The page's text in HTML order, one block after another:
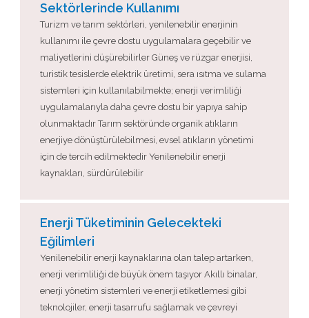
Sektörlerinde Kullanımı
Turizm ve tarım sektörleri, yenilenebilir enerjinin
kullanımı ile çevre dostu uygulamalara geçebilir ve
maliyetlerini düşürebilirler Güneş ve rüzgar enerjisi,
turistik tesislerde elektrik üretimi, sera ısıtma ve sulama
sistemleri için kullanılabilmekte; enerji verimliliği
uygulamalarıyla daha çevre dostu bir yapıya sahip
olunmaktadır Tarım sektöründe organik atıkların
enerjiye dönüştürülebilmesi, evsel atıkların yönetimi
için de tercih edilmektedir Yenilenebilir enerji
kaynakları, sürdürülebilir
Enerji Tüketiminin Gelecekteki
Eğilimleri
Yenilenebilir enerji kaynaklarına olan talep artarken,
enerji verimliliği de büyük önem taşıyor Akıllı binalar,
enerji yönetim sistemleri ve enerji etiketlemesi gibi
teknolojiler, enerji tasarrufu sağlamak ve çevreyi